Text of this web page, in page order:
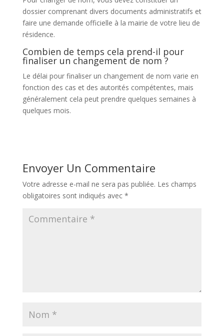
dossier comprenant divers documents administratifs et
faire une demande officielle à la mairie de votre lieu de
résidence.
Combien de temps cela prend-il pour
finaliser un changement de nom ?
Le délai pour finaliser un changement de nom varie en
fonction des cas et des autorités compétentes, mais
généralement cela peut prendre quelques semaines à
quelques mois.
Envoyer Un Commentaire
Votre adresse e-mail ne sera pas publiée. Les champs
obligatoires sont indiqués avec *